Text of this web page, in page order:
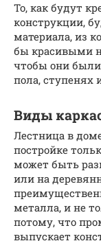
То, как будут
конструкции,
материала, из
бы красивыми
чтобы они
пола, ступенях
Виды
Лестница в
постройке
может быть
или на
металла, и не
потому, что
выпускает